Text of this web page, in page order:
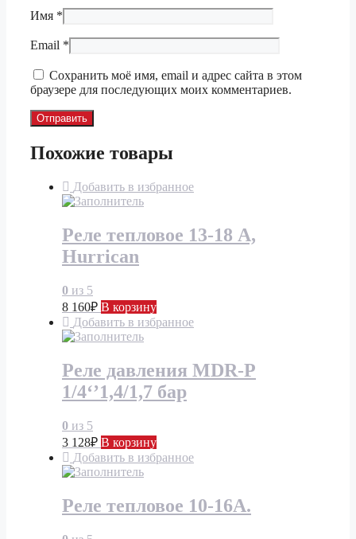
Имя *
Email *
Сохранить моё имя, email и адрес сайта в этом
браузере для последующих моих комментариев.
Похожие товары
Добавить в избранное
Реле тепловое 13-18 А,
Hurrican
0 из 5
8 160₽ В корзину
Добавить в избранное
Реле давления MDR-P
1/4‘’1,4/1,7 бар
0 из 5
3 128₽ В корзину
Добавить в избранное
Реле тепловое 10-16А.